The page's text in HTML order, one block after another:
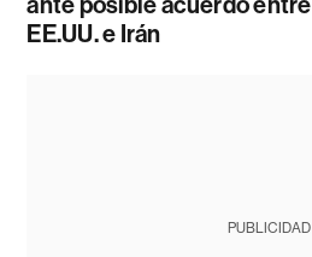
EE.UU. e Irán
PUBLICIDAD